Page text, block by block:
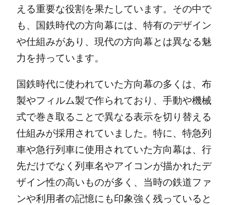
える重要な役割を果たしています。その中で
も、国鉄時代の方向幕には、特有のデザイン
や仕組みがあり、現代の方向幕とは異なる魅
力を持っています。
国鉄時代に使われていた方向幕の多くは、布
製やフィルム製で作られており、手動や機械
式で巻き取ることで異なる表示を切り替える
仕組みが採用されていました。特に、特急列
車や急行列車に使用されていた方向幕は、行
先だけでなく列車名やアイコンが描かれたデ
ザイン性の高いものが多く、当時の鉄道ファ
ンや利用者の記憶にも印象強く残っていると